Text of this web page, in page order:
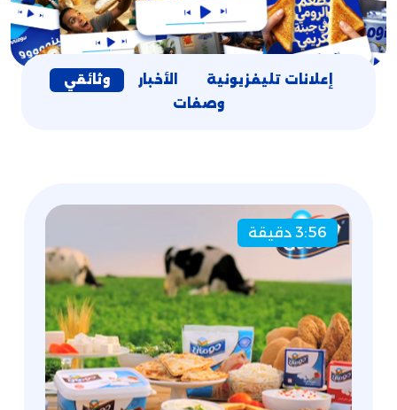
إعلانات تليفزيونية الأخبار
وثائقي
وصفات
3:56 دقيقة